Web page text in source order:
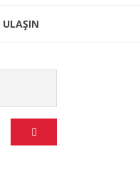
ULAŞIN